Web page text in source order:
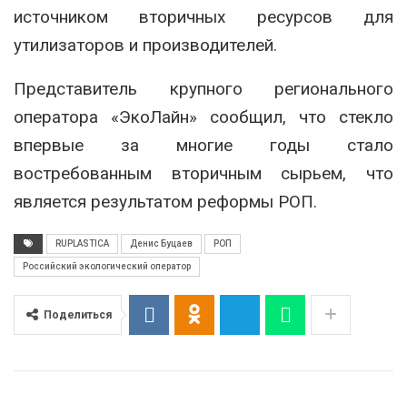
источником вторичных ресурсов для
утилизаторов и производителей.
Представитель крупного регионального
оператора «ЭкоЛайн» сообщил, что стекло
впервые за многие годы стало
востребованным вторичным сырьем, что
является результатом реформы РОП.
RUPLASTICA Денис Буцаев РОП
Российский экологический оператор
Поделиться